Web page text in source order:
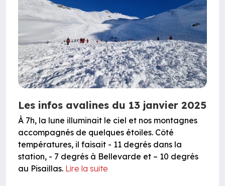
Les infos avalines du 13 janvier 2025
À 7h, la lune illuminait le ciel et nos montagnes
accompagnés de quelques étoiles. Côté
températures, il faisait - 11 degrés dans la
station, - 7 degrés à Bellevarde et – 10 degrés
au Pisaillas. Lire la suite